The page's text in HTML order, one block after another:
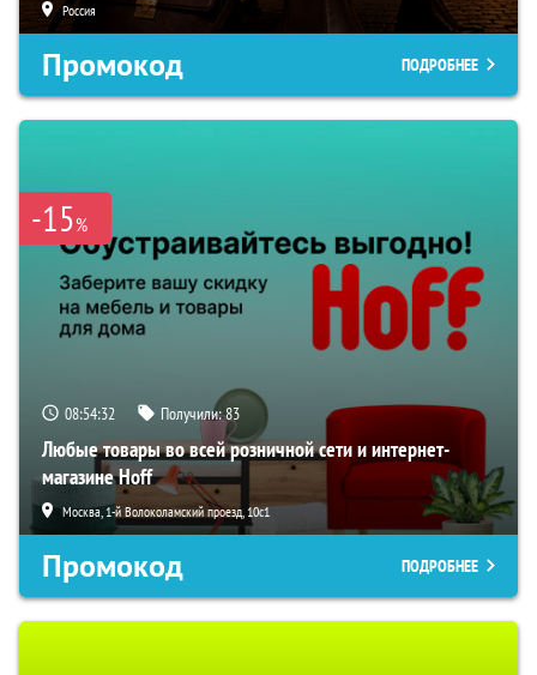
Россия
Промокод ПОДРОБНЕЕ
-15%
08:54:31 Получили:83
Любые товары во всей розничной сети и интернет-
магазине Hoff
Москва, 1-й Волоколамский проезд, 10с1
Промокод ПОДРОБНЕЕ